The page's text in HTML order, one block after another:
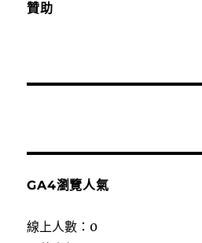
贊助
GA4瀏覽人氣
線上人數：0